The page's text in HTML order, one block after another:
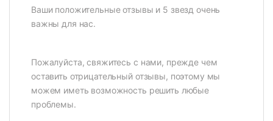
Ваши положительные отзывы и 5 звезд очень
важны для нас.
Пожалуйста, свяжитесь с нами, прежде чем
оставить отрицательный отзывы, поэтому мы
можем иметь возможность решить любые
проблемы.